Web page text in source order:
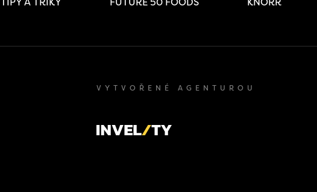
VYTVOŘENÉ AGENTUROU